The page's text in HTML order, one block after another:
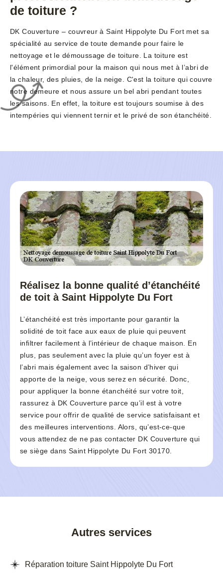
de toiture ?
DK Couverture – couvreur à Saint Hippolyte Du Fort met sa
spécialité au service de toute demande pour faire le
nettoyage et le démoussage de toiture. La toiture est
l'élément primordial pour la maison qui nous met à l’abri de
la chaleur, des pluies, de la neige. C'est la toiture qui couvre
notre demeure et nous assure un bel abri pendant toutes
les saisons. En effet, la toiture est toujours soumise à des
intempéries qui viennent ternir et le privé de son étanchéité.
Réalisez la bonne qualité d’étanchéité
de toit à Saint Hippolyte Du Fort
L’étanchéité est très importante pour garantir la
solidité de toit face aux eaux de pluie qui peuvent
infiltrer facilement à l’intérieur de chaque maison. En
plus, pas seulement avec la pluie qu’un foyer est à
l’abri mais également avec la saison d’hiver qui
apporte de la neige, vous serez en sécurité. Donc,
pour appliquer la bonne étanchéité sur votre toit,
rassurez à DK Couverture parce qu’il est à votre
service pour offrir de qualité de service satisfaisant et
des meilleures interventions. Alors, qu’est-ce-que
vous attendez de ne pas contacter DK Couverture qui
se siège dans Saint Hippolyte Du Fort 30170.
Autres services
Réparation toiture Saint Hippolyte Du Fort